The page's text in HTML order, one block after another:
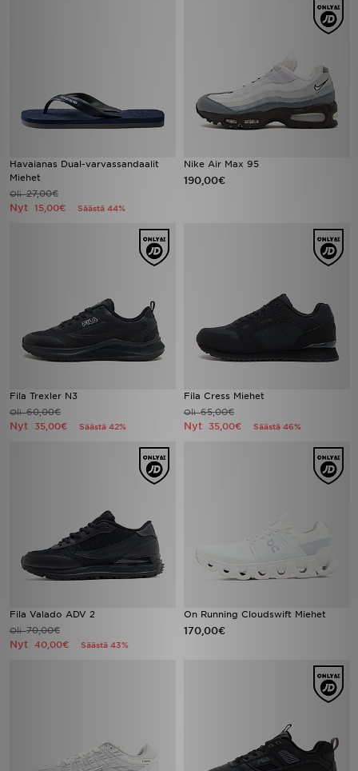
Havaianas Dual-varvassandaalit
Miehet
Oli27,00€
Nyt 15,00€ Säästä 44%
Nike Air Max 95
190,00€
Fila Trexler N3
Oli60,00€
Nyt 35,00€ Säästä 42%
Fila Cress Miehet
Oli65,00€
Nyt 35,00€ Säästä 46%
Fila Valado ADV 2
Oli70,00€
Nyt 40,00€ Säästä 43%
On Running Cloudswift Miehet
170,00€